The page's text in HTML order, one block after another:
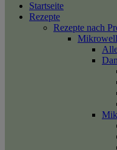
Startseite
Rezepte
Rezepte nach